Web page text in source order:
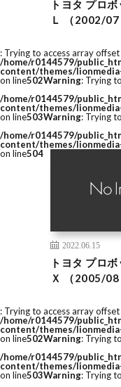
トヨタ プロ
Ｌ （2002/07
: Trying to access array offset
/home/r0144579/
content/themes/
on line502Warning: Trying
/home/r0144579/
content/themes/
on line503Warning: Trying
/home/r0144579/
content/themes/
on line504
2022.06.15
トヨタ プロ
Ｘ （2005/08
: Trying to access array offset
/home/r0144579/
content/themes/
on line502Warning: Trying
/home/r0144579/
content/themes/
on line503Warning: Trying